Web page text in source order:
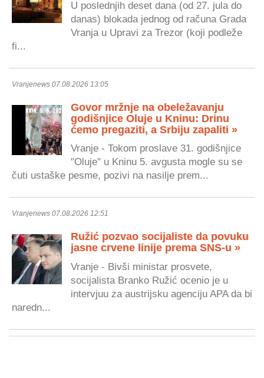
U poslednjih deset dana (od 27. jula do
danas) blokada jednog od računa Grada
Vranja u Upravi za Trezor (koji podleže
fi...
Vranjenews 07.08.2026 13:05
Govor mržnje na obeležavanju
godišnjice Oluje u Kninu: Drinu
ćemo pregaziti, a Srbiju zapaliti »
Vranje - Tokom proslave 31. godišnjice
"Oluje" u Kninu 5. avgusta mogle su se
čuti ustaške pesme, pozivi na nasilje prem...
Vranjenews 07.08.2026 12:51
Ružić pozvao socijaliste da povuku
jasne crvene linije prema SNS-u »
Vranje - Bivši ministar prosvete,
socijalista Branko Ružić ocenio je u
intervjuu za austrijsku agenciju APA da bi
naredn...